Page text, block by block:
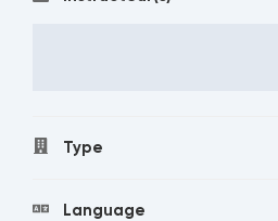
Type
Language